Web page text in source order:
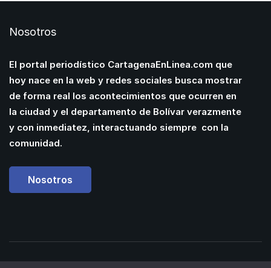
Nosotros
El portal periodístico CartagenaEnLinea.com que
hoy nace en la web y redes sociales busca mostrar
de forma real los acontecimientos que ocurren en
la ciudad y el departamento de Bolívar verazmente
y con inmediatez, interactuando siempre con la
comunidad.
Nosotros